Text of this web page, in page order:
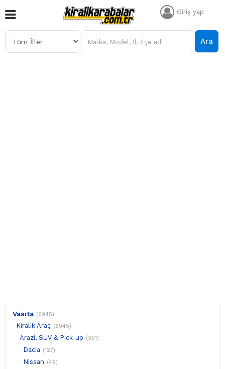
Giriş yap
Ara
Vasıta (6945)
Kiralık Araç (6945)
Arazi, SUV & Pick-up (351)
Dacia (127)
Nissan (46)